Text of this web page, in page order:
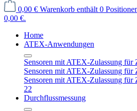
0,00 € Warenkorb enthält 0
0,00 €.
Home
ATEX-Anwendungen
Sensoren mit ATEX-Zulassung für
Sensoren mit ATEX-Zulassung für
Sensoren mit ATEX-Zulassung für
22
Durchflussmessung